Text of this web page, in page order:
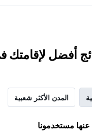
أفضل لإقامتك
المدن الأكثر شعبية
عنها مستخدمونا